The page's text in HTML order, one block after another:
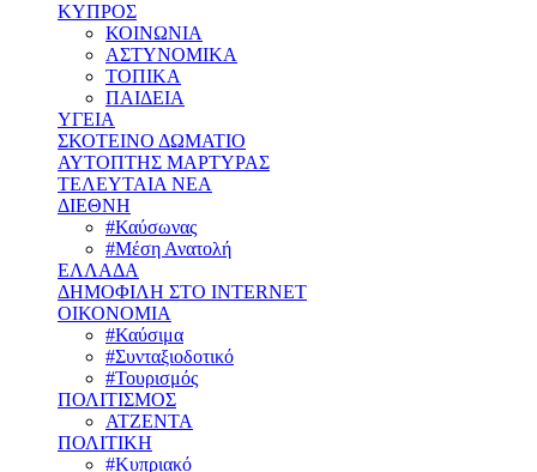
ΚΥΠΡΟΣ
ΚΟΙΝΩΝΙΑ
ΑΣΤΥΝΟΜΙΚΑ
ΤΟΠΙΚΑ
ΠΑΙΔΕΙΑ
ΥΓΕΙΑ
ΣΚΟΤΕΙΝΟ ΔΩΜΑΤΙΟ
ΑΥΤΟΠΤΗΣ ΜΑΡΤΥΡΑΣ
ΤΕΛΕΥΤΑΙΑ ΝΕΑ
ΔΙΕΘΝΗ
#Καύσωνας
#Μέση Ανατολή
ΕΛΛΑΔΑ
ΔΗΜΟΦΙΛΗ ΣΤΟ INTERNET
ΟΙΚΟΝΟΜΙΑ
#Καύσιμα
#Συνταξιοδοτικό
#Τουρισμός
ΠΟΛΙΤΙΣΜΟΣ
ΑΤΖΕΝΤΑ
ΠΟΛΙΤΙΚΗ
#Κυπριακό